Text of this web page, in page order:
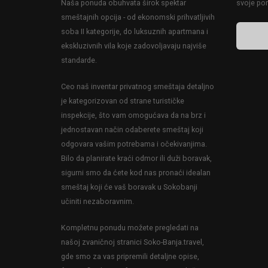
Naša ponuda obuhvata širok spektar
smeštajnih opcija - od ekonomski prihvatljivih
soba II kategorije, do luksuznih apartmana i
ekskluzivnih vila koje zadovoljavaju najviše
standarde.
Ceo naš inventar privatnog smeštaja detaljno
je kategorizovan od strane turističke
inspekcije, što vam omogućava da na brz i
jednostavan način odaberete smeštaj koji
odgovara vašim potrebama i očekivanjima.
Bilo da planirate kraći odmor ili duži boravak,
sigurni smo da ćete kod nas pronaći idealan
smeštaj koji će vaš boravak u Sokobanji
učiniti nezaboravnim.
Kompletnu ponudu možete pregledati na
našoj zvaničnoj stranici Soko-Banja.travel,
gde smo za vas pripremili detaljne opise,
svoje